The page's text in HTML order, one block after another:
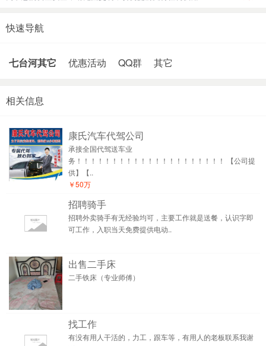
快速导航
七台河其它 优惠活动 QQ群 其它
相关信息
康氏汽车代驾公司
承接全国代驾送车业
务！！！！！！！！！！！！！！！！！！！！！ 【公司提
供】【..
￥50万
招聘骑手
招聘外卖骑手有无经验均可，主要工作就是送餐，认识字即
可工作，入职当天免费提供电动..
出售二手床
二手铁床（专业师傅）
找工作
有没有用人干活的，力工，跟车等，有用人的老板联系我谢